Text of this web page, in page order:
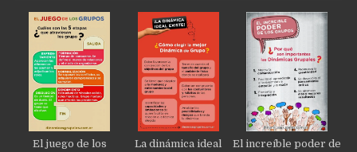
El juego de los
La dinámica ideal
El increíble poder de